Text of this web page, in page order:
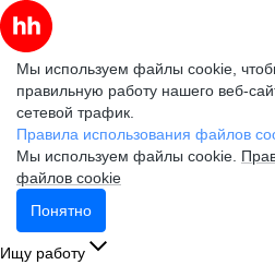
Мы используем файлы cookie,
правильную работу нашего веб-
сетевой трафик.
Правила использования файлов
Мы используем файлы cookie.
файлов cookie
Понятно
Ищу работу